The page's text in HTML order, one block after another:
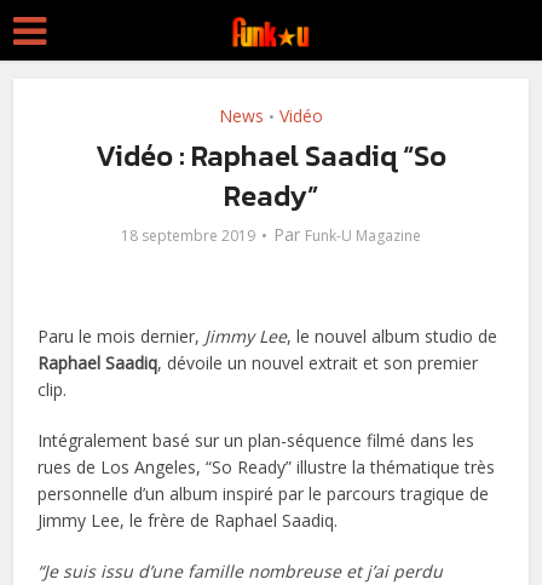
News • Vidéo
Vidéo : Raphael Saadiq “So
Ready”
18 septembre 2019 Par Funk-U Magazine
Paru le mois dernier, Jimmy Lee, le nouvel album studio de
Raphael Saadiq, dévoile un nouvel extrait et son premier
clip.
Intégralement basé sur un plan-séquence filmé dans les
rues de Los Angeles, “So Ready” illustre la thématique très
personnelle d’un album inspiré par le parcours tragique de
Jimmy Lee, le frère de Raphael Saadiq.
“Je suis issu d’une famille nombreuse et j’ai perdu